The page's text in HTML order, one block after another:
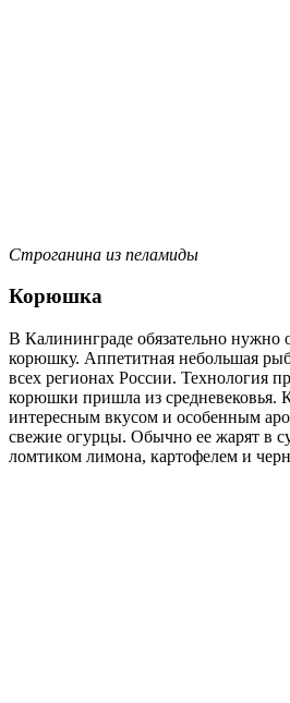
Строганина из пеламиды
Корюшка
В Калининграде обязательно нужно
корюшку. Аппетитная небольшая
всех регионах России. Технология
корюшки пришла из средневековья.
интересным вкусом и особенным
свежие огурцы. Обычно ее жарят в
ломтиком лимона, картофелем и